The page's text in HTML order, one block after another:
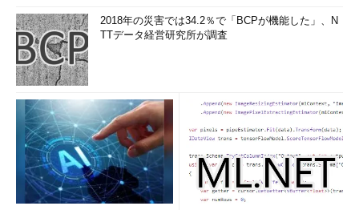
部からの着信を受け付けるようになる。つまり、外部から接続さ
れるサービスを定義できる。
この項目を有効もしくは未構成にすると、ローカルPCの管理
者はサービスを公開するプログラム（つまり「例外」に設定する
る。無効にすると、プログラムの例外を定義できなくなる。
■「着信プログラムの例外を定義する」→未構成／有効／無効
ここでは、例外として認めるプログラムのパスや接続を許可す
るネットワークアドレスなどを定義する。Windowsファイアウォ
2018年の災害では34.2％で「BCPが機能した」、N
TTデータ経営研究所が調査